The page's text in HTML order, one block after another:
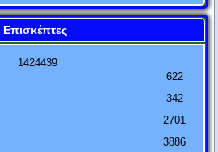
Επισκέπτες
1424439
622
342
2701
3886